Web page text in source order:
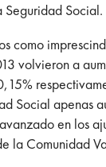
Seguridad Social.
como
volvieron a
apenas
en los
la